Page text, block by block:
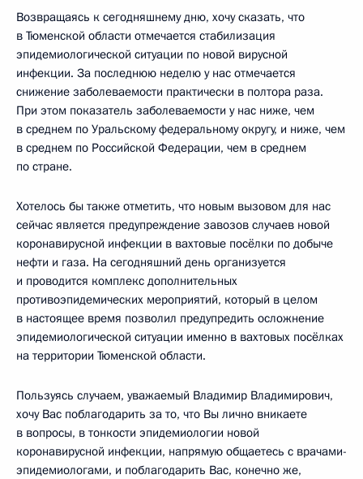
Возвращаясь к сегодняшнему дню, хочу сказать, что
в Тюменской области отмечается стабилизация
эпидемиологической ситуации по новой вирусной
инфекции. За последнюю неделю у нас отмечается
снижение заболеваемости практически в полтора раза.
При этом показатель заболеваемости у нас ниже, чем
в среднем по Уральскому федеральному округу, и ниже, чем
в среднем по Российской Федерации, чем в среднем
по стране.
Хотелось бы также отметить, что новым вызовом для нас
сейчас является предупреждение завозов случаев новой
коронавирусной инфекции в вахтовые посёлки по добыче
нефти и газа. На сегодняшний день организуется
и проводится комплекс дополнительных
противоэпидемических мероприятий, который в целом
в настоящее время позволил предупредить осложнение
эпидемиологической ситуации именно в вахтовых посёлках
на территории Тюменской области.
Пользуясь случаем, уважаемый Владимир Владимирович,
хочу Вас поблагодарить за то, что Вы лично вникаете
в вопросы, в тонкости эпидемиологии новой
коронавирусной инфекции, напрямую общаетесь с врачами-
эпидемиологами, и поблагодарить Вас, конечно же,